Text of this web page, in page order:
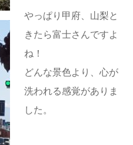
やっぱり甲府、山梨と
きたら富士さんですよ
ね！
どんな景色より、心が
洗われる感覚がありま
した。